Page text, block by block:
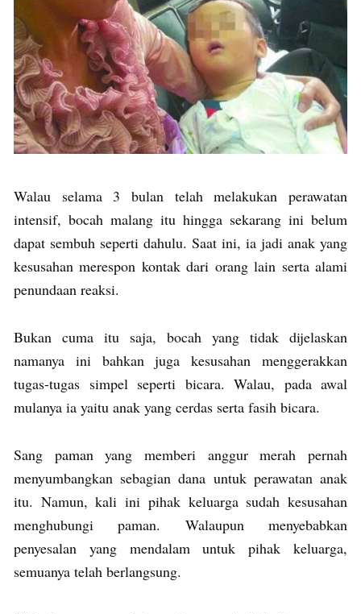
Walau selama 3 bulan telah melakukan perawatan
intensif, bocah malang itu hingga sekarang ini belum
dapat sembuh seperti dahulu. Saat ini, ia jadi anak yang
kesusahan merespon kontak dari orang lain serta alami
penundaan reaksi.
Bukan cuma itu saja, bocah yang tidak dijelaskan
namanya ini bahkan juga kesusahan menggerakkan
tugas-tugas simpel seperti bicara. Walau, pada awal
mulanya ia yaitu anak yang cerdas serta fasih bicara.
Sang paman yang memberi anggur merah pernah
menyumbangkan sebagian dana untuk perawatan anak
itu. Namun, kali ini pihak keluarga sudah kesusahan
menghubungi paman. Walaupun menyebabkan
penyesalan yang mendalam untuk pihak keluarga,
semuanya telah berlangsung.